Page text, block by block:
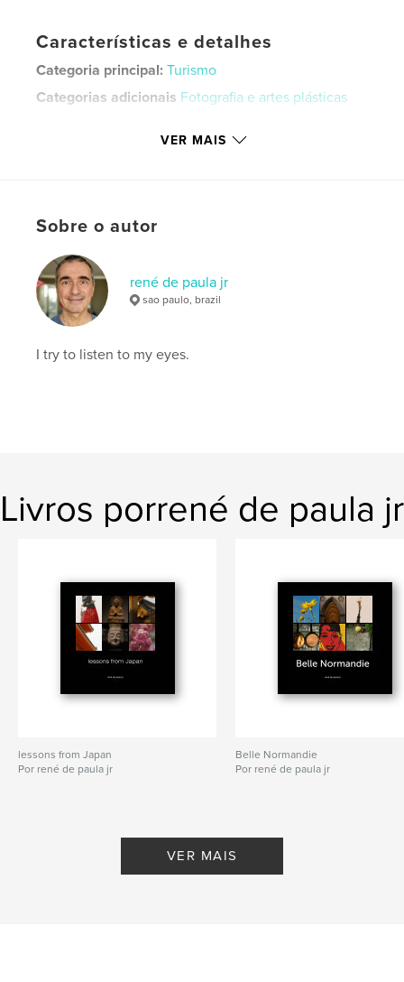
Características e detalhes
Categoria principal: Turismo
Categorias adicionais Fotografia e artes plásticas
Data de publicação:
IdiomaEnglish
Palavras-chavee
amsterdam
VER MAIS
Sobre o autor
rené de paula jr
sao paulo, brazil
I try to listen to my eyes.
Livros porrené de paula jr
lessons from Japan
Por rené de paula jr
Belle Normandie
Por rené de paula jr
VER MAIS